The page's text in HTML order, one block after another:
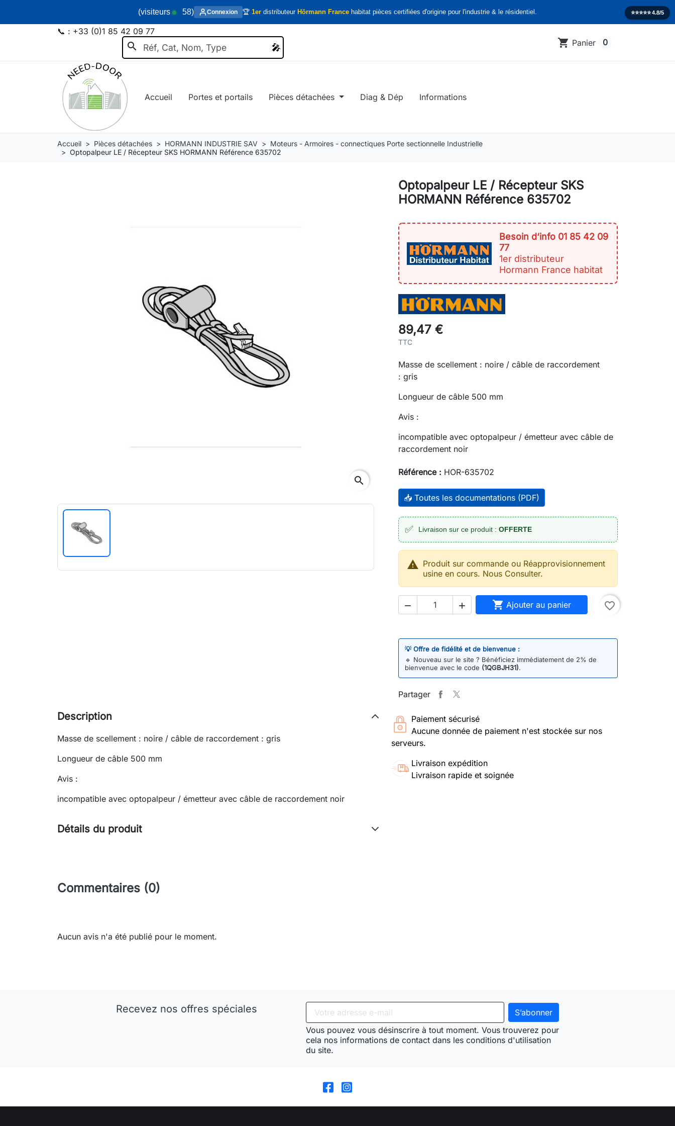
(visiteurs 58) Connexion 🏆 1er distributeur Hörmann France habitat pièces certifiées d'origine pour l'industrie & le résidentiel. ⭐️⭐️⭐️⭐️⭐️4.8/5
search 🎤
🎤
📞 : +33 (0)1 85 42 09 77
shopping_cart Panier 0
Accueil Portes et portails Pièces détachées Diag & Dép Informations
Accueil Pièces détachées HORMANN INDUSTRIE SAV
Moteurs - Armoires - connectiques Porte sectionnelle Industrielle
Optopalpeur LE / Récepteur SKS HORMANN Référence 635702
search
Optopalpeur LE / Récepteur SKS
HORMANN Référence 635702
Besoin d‘info 01 85 42 09
77
1er distributeur
Hormann France habitat
89,47 €
TTC
Masse de scellement : noire / câble de raccordement
: gris
Longueur de câble 500 mm
Avis :
incompatible avec optopalpeur / émetteur avec câble de
raccordement noir
Référence : HOR-635702
📥 Toutes les documentations (PDF)
✅ Livraison sur ce produit : OFFERTE
 Produit sur commande ou Réapprovisionnement
usine en cours. Nous Consulter.
   Ajouter au panier favorite_border
💡 Offre de fidélité et de bienvenue :
🔹 Nouveau sur le site ? Bénéficiez immédiatement de 2% de
bienvenue avec le code (1QGBJH31).
Partager
Paiement sécurisé
Aucune donnée de paiement n'est stockée sur nos
serveurs.
Livraison expédition
Livraison rapide et soignée
Description
Masse de scellement : noire / câble de raccordement : gris
Longueur de câble 500 mm
Avis :
incompatible avec optopalpeur / émetteur avec câble de raccordement noir
Détails du produit
Commentaires (0)
Aucun avis n'a été publié pour le moment.
Recevez nos offres spéciales
Vous pouvez vous désinscrire à tout moment. Vous trouverez pour
cela nos informations de contact dans les conditions d'utilisation
du site.